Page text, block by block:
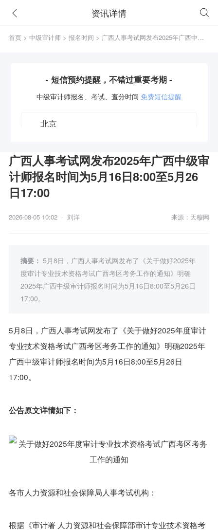
资讯详情
首页 > 中级审计师 > 报名时间
- 短信预约提醒，不错过重要考期 -
中级审计师报名、考试、查分时间 免费短信提醒
获取验证码
广西人事考试网发布2025年广西中级审
计师报名时间为5月16日8:00至5月26
日17:00
2026-08-05 10:02 · 刘洋 来源：天穆网
摘要： 5月8日，广西人事考试网发布了《关于做好2025年
度审计专业技术资格考试广西考区考务工作的通知》明确
2025年广西中级审计师报名时间为5月16日8:00至5月26日
17:00。
5月8日，广西人事考试网发布了《关于做好2025年度审计
专业技术资格考试广西考区考务工作的通知》明确2025年
广西中级审计师报名时间为5月16日8:00至5月26日
17:00。
公告原文详情如下：
各市人力资源和社会保障局人事考试机构：
根据《审计署 人力资源和社会保障部审计专业技术资格考